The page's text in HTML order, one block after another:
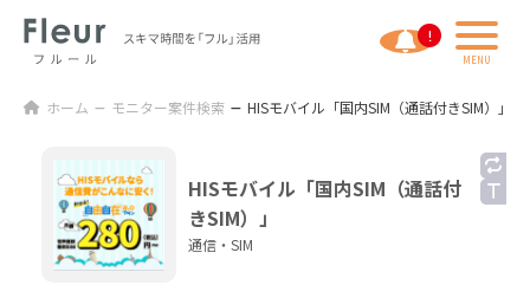
ホーム モニター案件検索 HISモバイル「国内SIM（通話付きSIM）」
HISモバイル「国内SIM（通話付
きSIM）」
通信・SIM